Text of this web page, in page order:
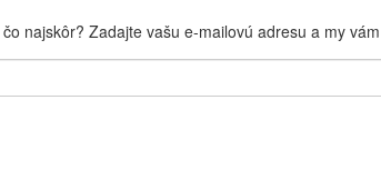
najskôr? Zadajte vašu e-mailovú adresu a my